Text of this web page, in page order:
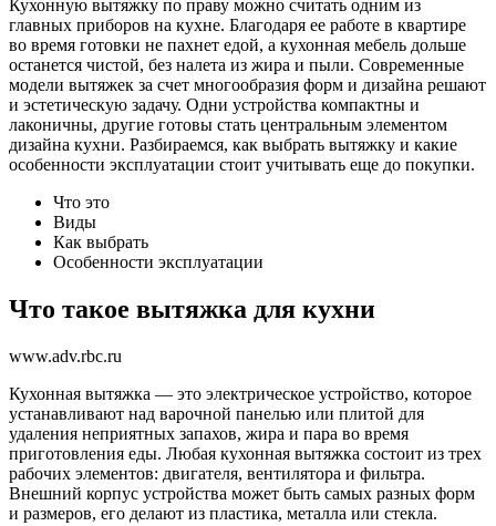
Кухонную вытяжку по праву можно считать одним из
главных приборов на кухне. Благодаря ее работе в квартире
во время готовки не пахнет едой, а кухонная мебель дольше
останется чистой, без налета из жира и пыли. Современные
модели вытяжек за счет многообразия форм и дизайна решают
и эстетическую задачу. Одни устройства компактны и
лаконичны, другие готовы стать центральным элементом
дизайна кухни. Разбираемся, как выбрать вытяжку и какие
особенности эксплуатации стоит учитывать еще до покупки.
Что это
Виды
Как выбрать
Особенности эксплуатации
Что такое вытяжка для кухни
www.adv.rbc.ru
Кухонная вытяжка — это электрическое устройство, которое
устанавливают над варочной панелью или плитой для
удаления неприятных запахов, жира и пара во время
приготовления еды. Любая кухонная вытяжка состоит из трех
рабочих элементов: двигателя, вентилятора и фильтра.
Внешний корпус устройства может быть самых разных форм
и размеров, его делают из пластика, металла или стекла.